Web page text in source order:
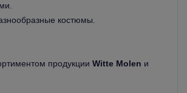
костюмы.
продукции Witte Molen и